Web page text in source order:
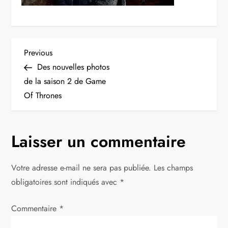
N
a
v
g
a
t
Previous
Post
Previous
Des nouvelles photos
de la saison 2 de Game
Of Thrones
Laisser un commentaire
Votre adresse e-mail ne sera pas publiée. Les champs
obligatoires sont indiqués avec *
Commentaire *